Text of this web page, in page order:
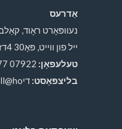
אַדרעס
נעוופּאָרט ראָוד,
ייל פון ווייט, פּאָ30 4דזשן
טעלעפאָן:
בליצפּאָסט: דיwatermill@hoטונקלil.co.uק